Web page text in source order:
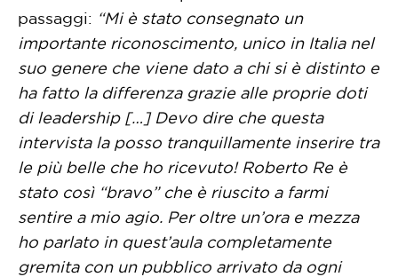
passaggi: “Mi è stato consegnato un
importante riconoscimento, unico in Italia nel
suo genere che viene dato a chi si è distinto e
ha fatto la differenza grazie alle proprie doti
di leadership […] Devo dire che questa
intervista la posso tranquillamente inserire tra
le più belle che ho ricevuto! Roberto Re è
stato così “bravo” che è riuscito a farmi
sentire a mio agio. Per oltre un’ora e mezza
ho parlato in quest’aula completamente
gremita con un pubblico arrivato da ogni